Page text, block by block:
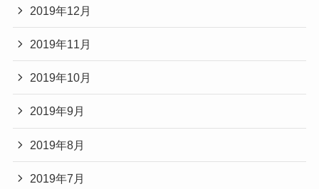
2019年12月
2019年11月
2019年10月
2019年9月
2019年8月
2019年7月